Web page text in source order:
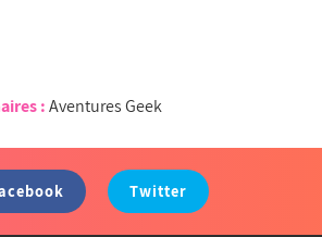
:Aventures Geek
Twitter